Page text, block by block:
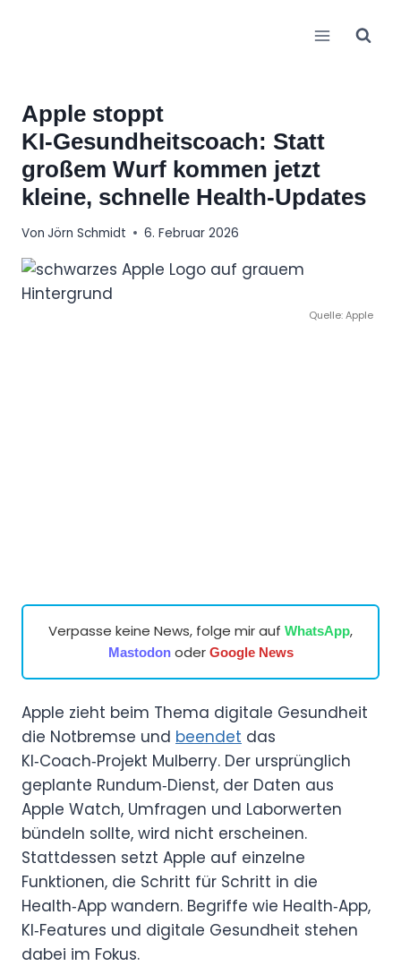
Apple stoppt
KI‑Gesundheitscoach: Statt
großem Wurf kommen jetzt
kleine, schnelle Health‑Updates
Von Jörn Schmidt 6. Februar 2026
Quelle: Apple
Verpasse keine News, folge mir auf WhatsApp,
Mastodonoder Google News
Apple zieht beim Thema digitale Gesundheit
die Notbremse und beendet das
KI‑Coach‑Projekt Mulberry. Der ursprünglich
geplante Rundum‑Dienst, der Daten aus
Apple Watch, Umfragen und Laborwerten
bündeln sollte, wird nicht erscheinen.
Stattdessen setzt Apple auf einzelne
Funktionen, die Schritt für Schritt in die
Health‑App wandern. Begriffe wie Health‑App,
KI‑Features und digitale Gesundheit stehen
dabei im Fokus.